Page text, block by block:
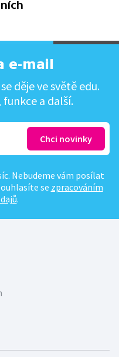
e-mail
děje ve světě edu.
a další.
Nebudeme vám posílat
se zpracováním
.